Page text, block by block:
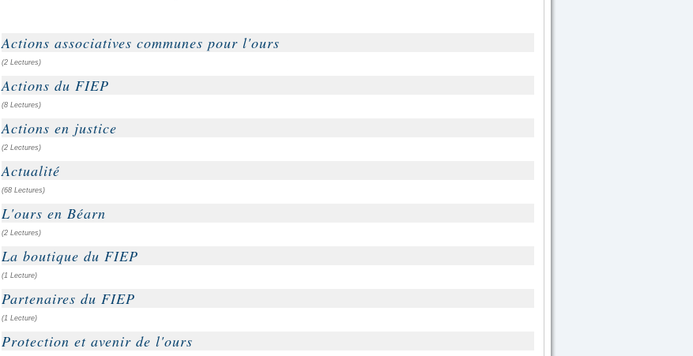
Actions associatives communes pour l'ours
(2 Lectures)
Actions du FIEP
(8 Lectures)
Actions en justice
(2 Lectures)
Actualité
(68 Lectures)
L'ours en Béarn
(2 Lectures)
La boutique du FIEP
(1 Lecture)
Partenaires du FIEP
(1 Lecture)
Protection et avenir de l'ours